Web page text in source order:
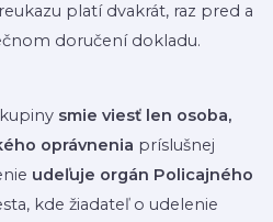
platí dvakrát, raz pred a
doručení dokladu.
smie viesť len osoba,
oprávnenia príslušnej
udeľuje orgán Policajného
kde žiadateľ o udelenie